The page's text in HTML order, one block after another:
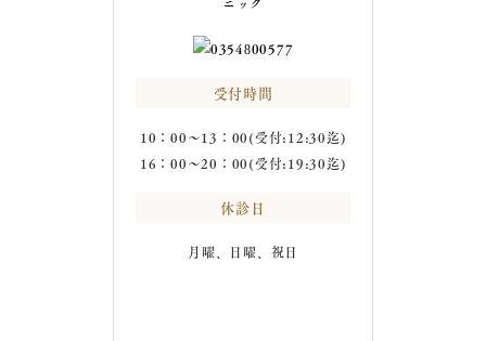
受付時間
10：00～13：00(受付:12:30迄)
16：00～20：00(受付:19:30迄)
休診日
月曜、日曜、祝日